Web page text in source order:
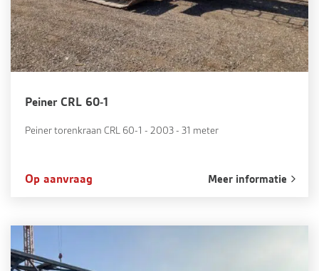
Peiner CRL 60-1
Peiner torenkraan CRL 60-1 - 2003 - 31 meter
Op aanvraag Meer informatie